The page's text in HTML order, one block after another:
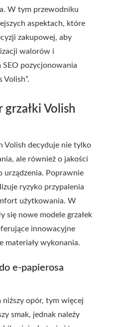
W tym przewodniku
aspektach, które
zakupowej, aby
walorów i
pozycjonowania
Volish”.
Volish
Volish decyduje nie tylko
ale również o jakości
urządzenia. Poprawnie
ryzyko przypalenia
użytkowania. W
się nowe modele grzałek
innowacyjne
materiały wykonania.
e-papierosa
niższy opór, tym więcej
smak, jednak należy